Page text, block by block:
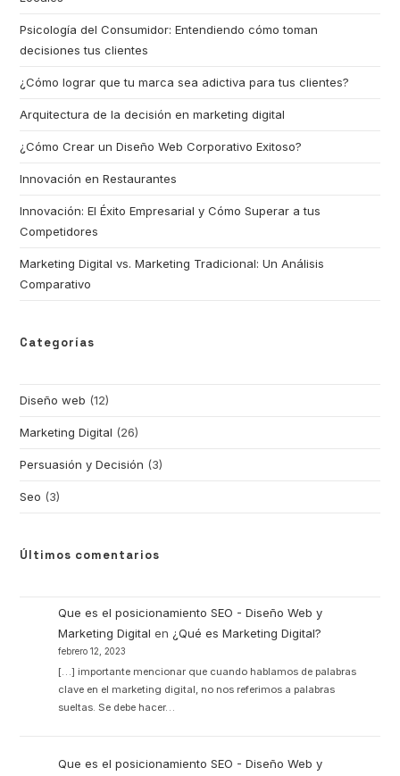
Psicología del Consumidor: Entendiendo cómo toman
decisiones tus clientes
¿Cómo lograr que tu marca sea adictiva para tus clientes?
Arquitectura de la decisión en marketing digital
¿Cómo Crear un Diseño Web Corporativo Exitoso?
Innovación en Restaurantes
Innovación: El Éxito Empresarial y Cómo Superar a tus
Competidores
Marketing Digital vs. Marketing Tradicional: Un Análisis
Comparativo
Categorías
Diseño web (12)
Marketing Digital (26)
Persuasión y Decisión (3)
Seo (3)
Últimos comentarios
Que es el posicionamiento SEO - Diseño Web y
Marketing Digital en ¿Qué es Marketing Digital?
febrero 12, 2023
[…] importante mencionar que cuando hablamos de palabras
clave en el marketing digital, no nos referimos a palabras
sueltas. Se debe hacer…
Que es el posicionamiento SEO - Diseño Web y